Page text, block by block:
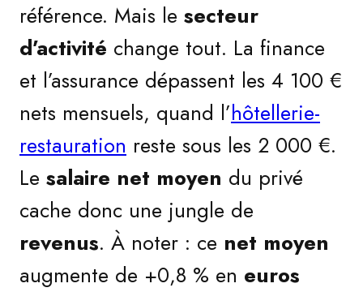
référence. Mais le secteur
d’activité change tout. La finance
et l’assurance dépassent les 4 100 €
nets mensuels, quand l’hôtellerie-
restauration reste sous les 2 000 €.
Le salaire net moyen du privé
cache donc une jungle de
revenus. À noter : ce net moyen
augmente de +0,8 % en euros